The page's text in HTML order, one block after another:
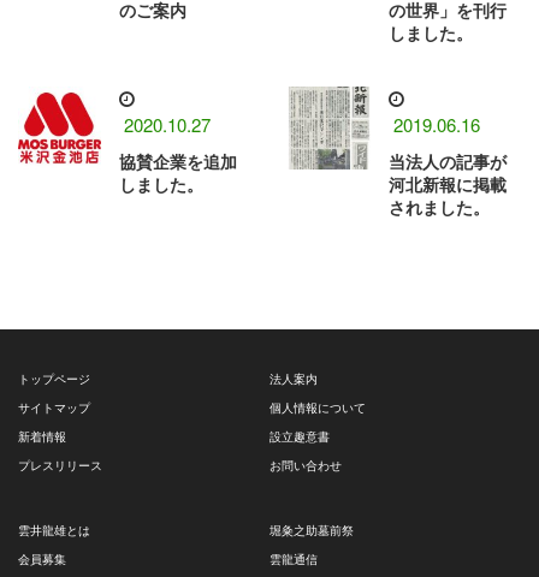
のご案内
の世界」を刊行
しました。
2020.10.27
協賛企業を追加
しました。
2019.06.16
当法人の記事が
河北新報に掲載
されました。
トップページ
サイトマップ
新着情報
プレスリリース
法人案内
個人情報について
設立趣意書
お問い合わせ
雲井龍雄とは
会員募集
堀粂之助墓前祭
雲龍通信